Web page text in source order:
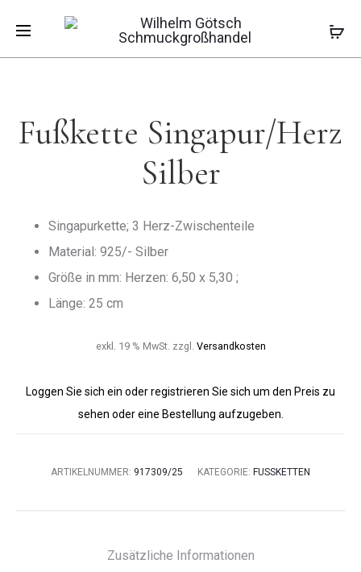
FUSSKETTE
FUSSKETTE
INGAPUR S
Start Fußketten
Fußkette Singapur/Herz
Fußkette Singapur/Herz
Silber
Singapurkette; 3 Herz-Zwischenteile
Material: 925/- Silber
Größe in mm: Herzen: 6,50 x 5,30 ;
Länge: 25 cm
exkl. 19 % MwSt. zzgl. Versandkosten
Loggen Sie sich ein oder registrieren Sie sich um den Preis zu
sehen oder eine Bestellung aufzugeben.
ARTIKELNUMMER: 917309/25 KATEGORIE: FUSSKETTEN
Zusätzliche Informationen